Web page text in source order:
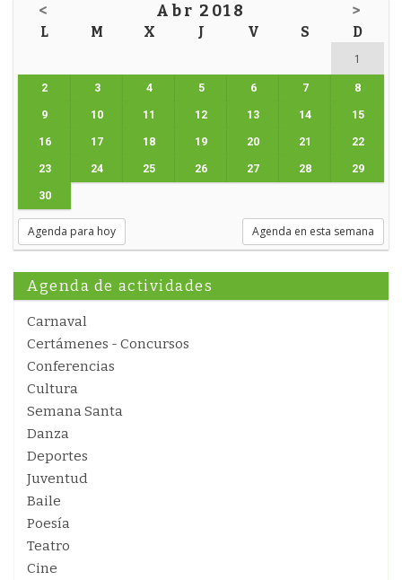
< Abr 2018 >
L M X J V S D
1
2 3 4 5 6 7 8
9 10 11 12 13 14 15
16 17 18 19 20 21 22
23 24 25 26 27 28 29
30
Agenda para hoy Agenda en esta semana
Agenda de actividades
Carnaval
Certámenes - Concursos
Conferencias
Cultura
Semana Santa
Danza
Deportes
Juventud
Baile
Poesía
Teatro
Cine